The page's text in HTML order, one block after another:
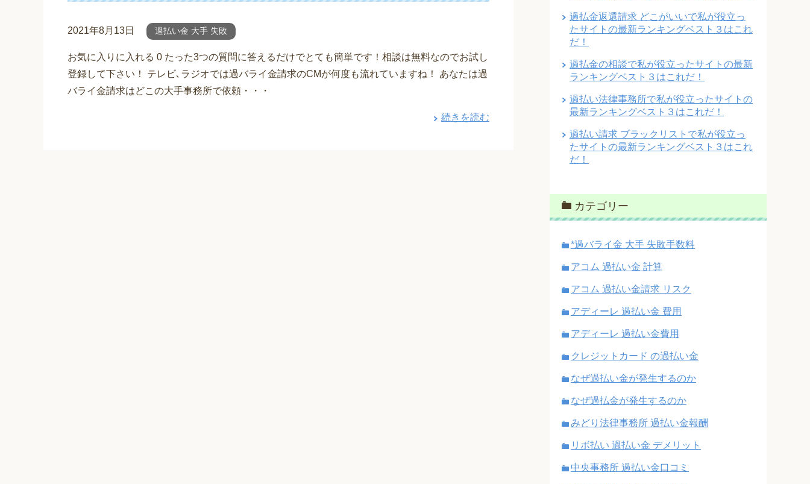
2021年8月13日 過払い金 大手 失敗
お気に入りに入れる 0 たった3つの質問に答えるだけでとても簡単です！相談は無料なのでお試し
登録して下さい！ テレビ､ラジオでは過バライ金請求のCMが何度も流れていますね！ あなたは過
バライ金請求はどこの大手事務所で依頼・・・
続きを読む
過払金返還請求 どこがいいで私が役立っ
たサイトの最新ランキングベスト３はこれ
だ！
過払金の相談で私が役立ったサイトの最新
ランキングベスト３はこれだ！
過払い法律事務所で私が役立ったサイトの
最新ランキングベスト３はこれだ！
過払い請求 ブラックリストで私が役立っ
たサイトの最新ランキングベスト３はこれ
だ！
カテゴリー
*過バライ金 大手 失敗手数料
アコム 過払い金 計算
アコム 過払い金請求 リスク
アディーレ 過払い金 費用
アディーレ 過払い金費用
クレジットカード の過払い金
なぜ過払い金が発生するのか
なぜ過払金が発生するのか
みどり法律事務所 過払い金報酬
リボ払い 過払い金 デメリット
中央事務所 過払い金口コミ